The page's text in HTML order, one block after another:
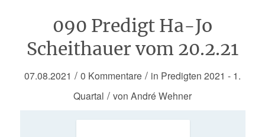
090 Predigt Ha-Jo
Scheithauer vom 20.2.21
07.08.2021 / 0 Kommentare / in Predigten 2021 - 1.
Quartal / von André Wehner